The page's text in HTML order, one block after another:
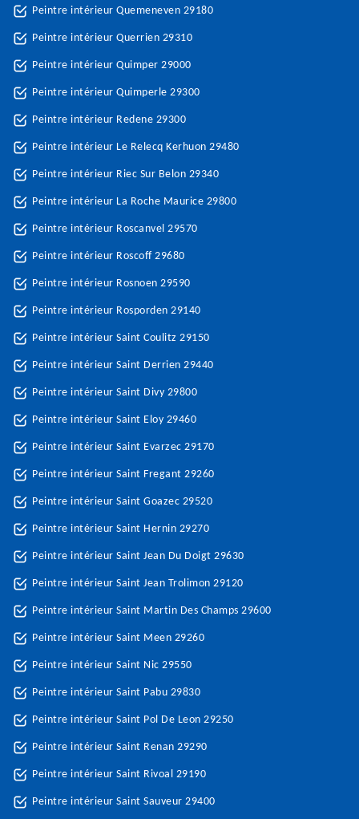
Peintre intérieur Quemeneven 29180
Peintre intérieur Querrien 29310
Peintre intérieur Quimper 29000
Peintre intérieur Quimperle 29300
Peintre intérieur Redene 29300
Peintre intérieur Le Relecq Kerhuon 29480
Peintre intérieur Riec Sur Belon 29340
Peintre intérieur La Roche Maurice 29800
Peintre intérieur Roscanvel 29570
Peintre intérieur Roscoff 29680
Peintre intérieur Rosnoen 29590
Peintre intérieur Rosporden 29140
Peintre intérieur Saint Coulitz 29150
Peintre intérieur Saint Derrien 29440
Peintre intérieur Saint Divy 29800
Peintre intérieur Saint Eloy 29460
Peintre intérieur Saint Evarzec 29170
Peintre intérieur Saint Fregant 29260
Peintre intérieur Saint Goazec 29520
Peintre intérieur Saint Hernin 29270
Peintre intérieur Saint Jean Du Doigt 29630
Peintre intérieur Saint Jean Trolimon 29120
Peintre intérieur Saint Martin Des Champs 29600
Peintre intérieur Saint Meen 29260
Peintre intérieur Saint Nic 29550
Peintre intérieur Saint Pabu 29830
Peintre intérieur Saint Pol De Leon 29250
Peintre intérieur Saint Renan 29290
Peintre intérieur Saint Rivoal 29190
Peintre intérieur Saint Sauveur 29400